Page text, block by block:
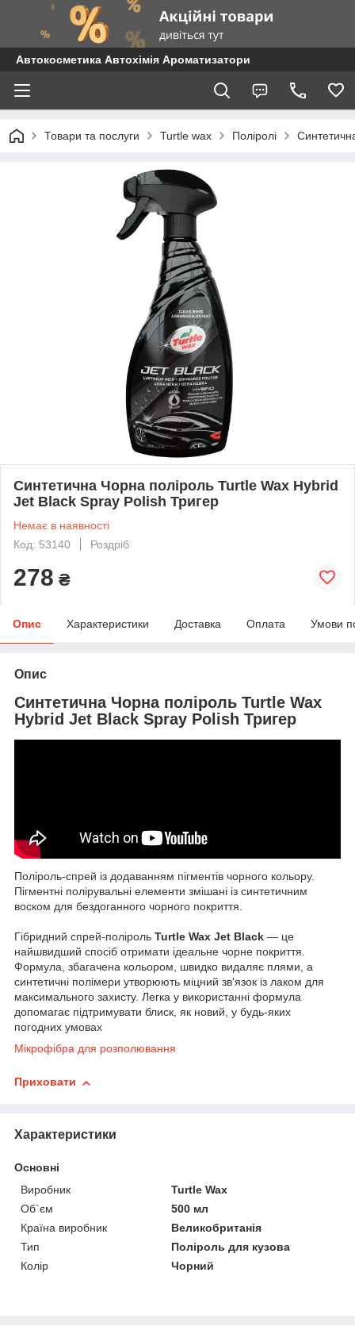
Автокосметика Автохімія Ароматизатори
Товари та послуги Turtle wax Поліролі
Синтетична Чорна поліроль Turtle Wax Hybrid
Jet Black Spray Polish Тригер
Немає в наявності
Код: 53140
Роздріб
278 ₴
Опис Характеристики Доставка Оплата Умови
Опис
Синтетична Чорна поліроль Turtle Wax
Hybrid Jet Black Spray Polish Тригер
Поліроль-спрей із додаванням пігментів чорного кольору.
Пігментні полірувальні елементи змішані із синтетичним
воском для бездоганного чорного покриття.
Гібридний спрей-поліроль Turtle Wax Jet Black — це
найшвидший спосіб отримати ідеальне чорне покриття.
Формула, збагачена кольором, швидко видаляє плями, а
синтетичні полімери утворюють міцний зв'язок із лаком для
максимального захисту. Легка у використанні формула
допомагає підтримувати блиск, як новий, у будь-яких
погодних умовах
Мікрофібра для розполювання
Приховати
Характеристики
Основні
Виробник
Turtle Wax
Об`єм
500 мл
Країна виробник
Великобританія
Тип
Поліроль для кузова
Колір
Чорний